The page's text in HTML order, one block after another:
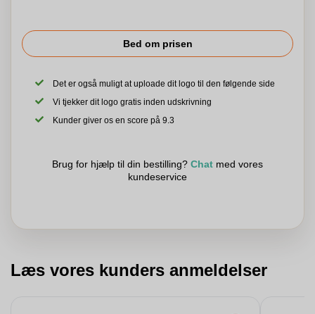
Bed om prisen
Det er også muligt at uploade dit logo til den følgende side
Vi tjekker dit logo gratis inden udskrivning
Kunder giver os en score på 9.3
Brug for hjælp til din bestilling? Chat med vores
kundeservice
Læs vores kunders anmeldelser